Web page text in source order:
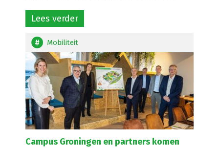
Lees verder
Mobiliteit
Campus Groningen en partners komen